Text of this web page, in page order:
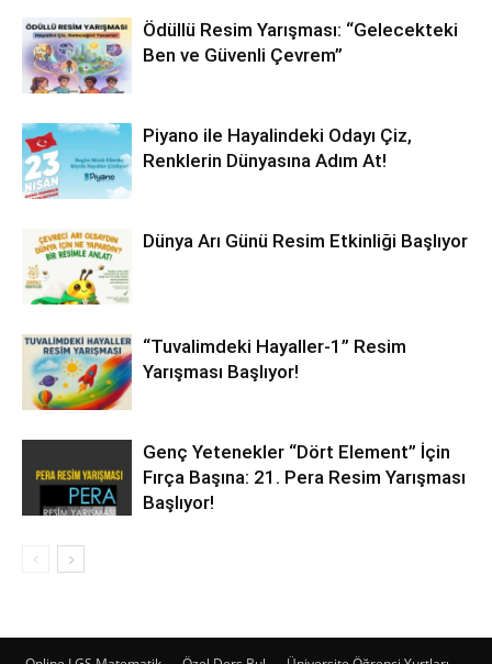
Ödüllü Resim Yarışması: “Gelecekteki
Ben ve Güvenli Çevrem”
Piyano ile Hayalindeki Odayı Çiz,
Renklerin Dünyasına Adım At!
Dünya Arı Günü Resim Etkinliği Başlıyor
“Tuvalimdeki Hayaller-1” Resim
Yarışması Başlıyor!
Genç Yetenekler “Dört Element” İçin
Fırça Başına: 21. Pera Resim Yarışması
Başlıyor!